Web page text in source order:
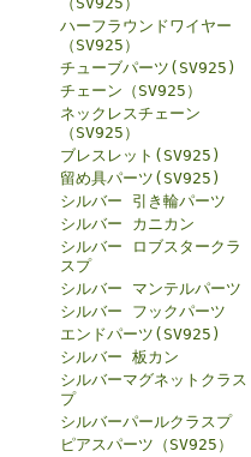
ハーフラウンドワイヤー
（SV925）
チューブパーツ(SV925)
チェーン（SV925）
ネックレスチェーン
（SV925）
ブレスレット(SV925)
留め具パーツ(SV925)
シルバー 引き輪パーツ
シルバー カニカン
シルバー ロブスタークラ
スプ
シルバー マンテルパーツ
シルバー フックパーツ
エンドパーツ(SV925)
シルバー 板カン
シルバーマグネットクラス
プ
シルバーパールクラスプ
ピアスパーツ（SV925）